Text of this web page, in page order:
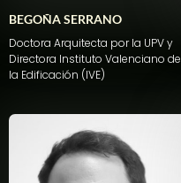
BEGOÑA SERRANO
Doctora Arquitecta por la UPV y
Directora Instituto Valenciano de
la Edificación (IVE)